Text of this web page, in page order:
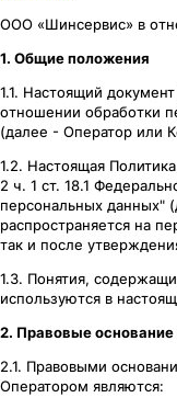
ООО «Шинсервис» в
1. Общие положения
1.1. Настоящий
отношении обработки
(далее - Оператор или
1.2. Настоящая
2 ч. 1 ст. 18.1
персональных данных"
распространяется на
так и после
1.3. Понятия,
используются в
2. Правовые основание
2.1. Правовыми
Оператором являются: